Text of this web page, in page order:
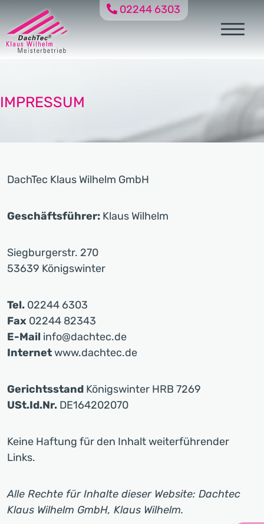
02244 6303
IMPRESSUM
DachTec Klaus Wilhelm GmbH
Geschäftsführer: Klaus Wilhelm
Siegburgerstr. 270
53639 Königswinter
Tel. 02244 6303
Fax 02244 82343
E-Mail info@dachtec.de
Internetwww.dachtec.de
Gerichtsstand Königswinter HRB 7269
USt.Id.Nr. DE164202070
Keine Haftung für den Inhalt weiterführender
Links.
Alle Rechte für Inhalte dieser Website: Dachtec
Klaus Wilhelm GmbH, Klaus Wilhelm.